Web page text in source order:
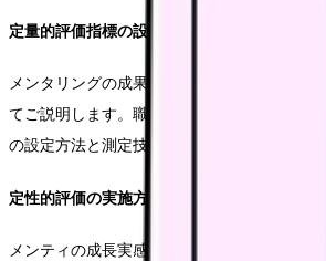
定量的評価指標の設定
メンタリングの成果を客観的に測定するため
てご説明します。職場定着率や業務習得度な
の設定方法と測定技術についてお伝えします。
定性的評価の実施方法
メンティの成長実感や満足度など、数値化が